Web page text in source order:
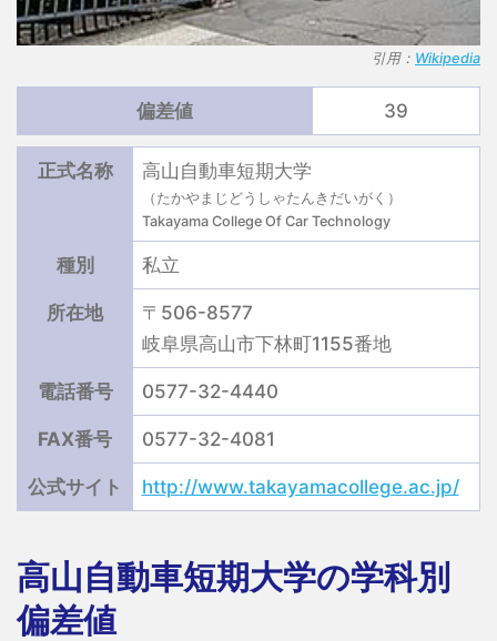
引用： Wikipedia
偏差値 39
正式名称 高山自動車短期大学
（たかやまじどうしゃたんきだいがく）
Takayama College Of Car Technology
種別 私立
所在地
〒506-8577
岐阜県高山市下林町1155番地
電話番号 0577-32-4440
FAX番号 0577-32-4081
公式サイト http://www.takayamacollege.ac.jp/
高山自動車短期大学の学科別
偏差値